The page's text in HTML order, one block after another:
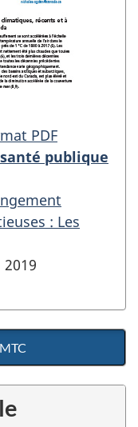
PDF
santé publique
: Les